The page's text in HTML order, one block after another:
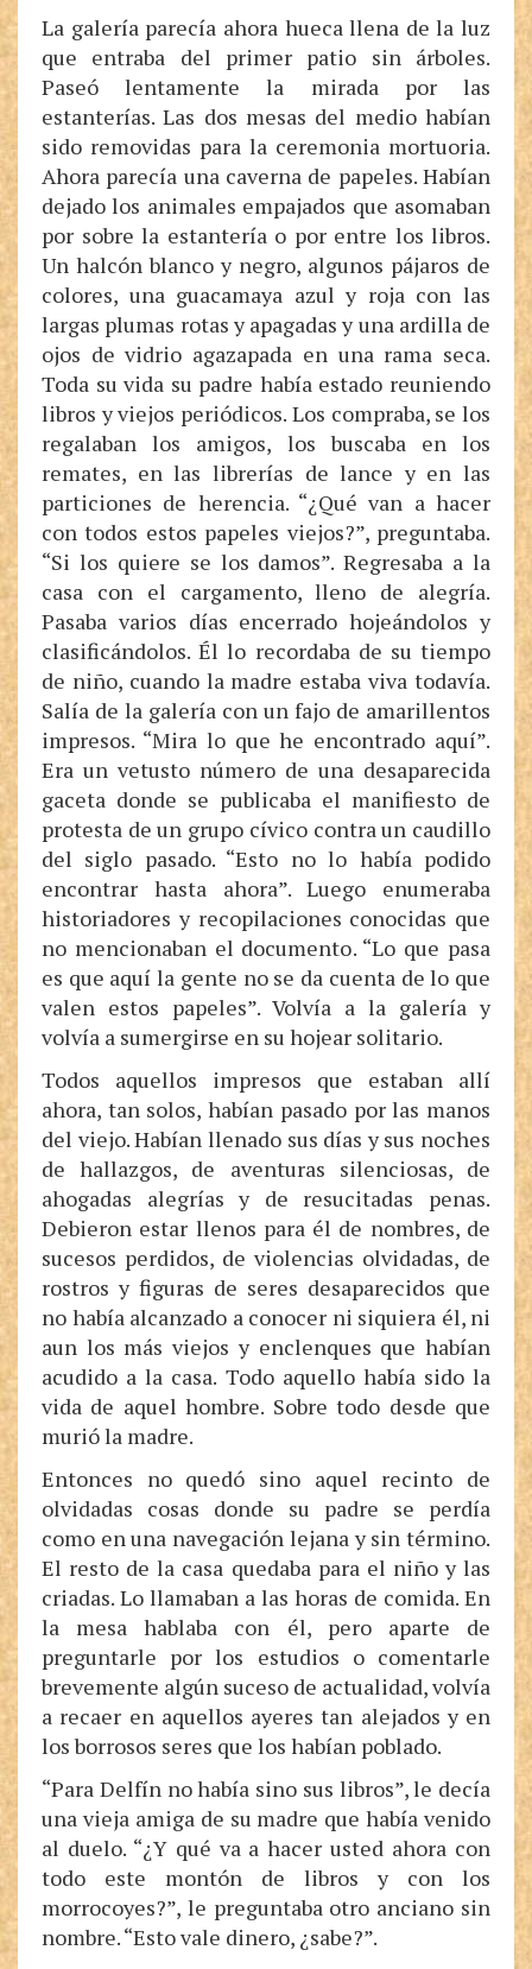
La galería parecía ahora hueca llena de la luz
que entraba del primer patio sin árboles.
Paseó lentamente la mirada por las
estanterías. Las dos mesas del medio habían
sido removidas para la ceremonia mortuoria.
Ahora parecía una caverna de papeles. Habían
dejado los animales empajados que asomaban
por sobre la estantería o por entre los libros.
Un halcón blanco y negro, algunos pájaros de
colores, una guacamaya azul y roja con las
largas plumas rotas y apagadas y una ardilla de
ojos de vidrio agazapada en una rama seca.
Toda su vida su padre había estado reuniendo
libros y viejos periódicos. Los compraba, se los
regalaban los amigos, los buscaba en los
remates, en las librerías de lance y en las
particiones de herencia. “¿Qué van a hacer
con todos estos papeles viejos?”, preguntaba.
“Si los quiere se los damos”. Regresaba a la
casa con el cargamento, lleno de alegría.
Pasaba varios días encerrado hojeándolos y
clasificándolos. Él lo recordaba de su tiempo
de niño, cuando la madre estaba viva todavía.
Salía de la galería con un fajo de amarillentos
impresos. “Mira lo que he encontrado aquí”.
Era un vetusto número de una desaparecida
gaceta donde se publicaba el manifiesto de
protesta de un grupo cívico contra un caudillo
del siglo pasado. “Esto no lo había podido
encontrar hasta ahora”. Luego enumeraba
historiadores y recopilaciones conocidas que
no mencionaban el documento. “Lo que pasa
es que aquí la gente no se da cuenta de lo que
valen estos papeles”. Volvía a la galería y
volvía a sumergirse en su hojear solitario.
Todos aquellos impresos que estaban allí
ahora, tan solos, habían pasado por las manos
del viejo. Habían llenado sus días y sus noches
de hallazgos, de aventuras silenciosas, de
ahogadas alegrías y de resucitadas penas.
Debieron estar llenos para él de nombres, de
sucesos perdidos, de violencias olvidadas, de
rostros y figuras de seres desaparecidos que
no había alcanzado a conocer ni siquiera él, ni
aun los más viejos y enclenques que habían
acudido a la casa. Todo aquello había sido la
vida de aquel hombre. Sobre todo desde que
murió la madre.
Entonces no quedó sino aquel recinto de
olvidadas cosas donde su padre se perdía
como en una navegación lejana y sin término.
El resto de la casa quedaba para el niño y las
criadas. Lo llamaban a las horas de comida. En
la mesa hablaba con él, pero aparte de
preguntarle por los estudios o comentarle
brevemente algún suceso de actualidad, volvía
a recaer en aquellos ayeres tan alejados y en
los borrosos seres que los habían poblado.
“Para Delfín no había sino sus libros”, le decía
una vieja amiga de su madre que había venido
al duelo. “¿Y qué va a hacer usted ahora con
todo este montón de libros y con los
morrocoyes?”, le preguntaba otro anciano sin
nombre. “Esto vale dinero, ¿sabe?”.